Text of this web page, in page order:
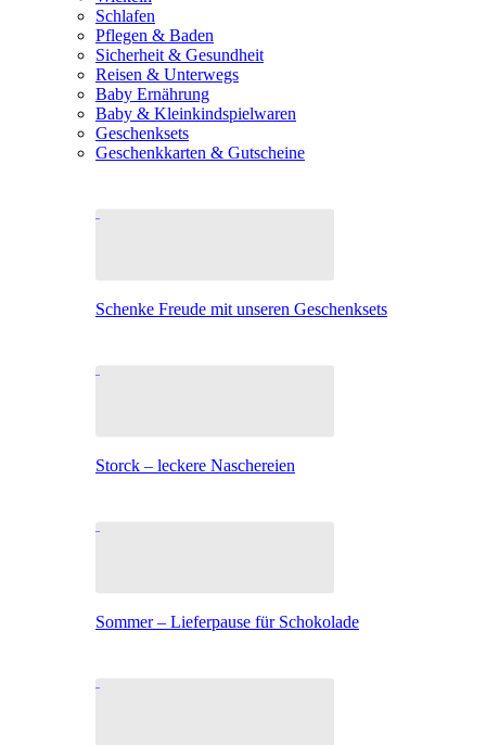
Schlafen
Pflegen & Baden
Sicherheit & Gesundheit
Reisen & Unterwegs
Baby Ernährung
Baby & Kleinkindspielwaren
Geschenksets
Geschenkkarten & Gutscheine
Schenke Freude mit unseren Geschenksets
Storck – leckere Naschereien
Sommer – Lieferpause für Schokolade